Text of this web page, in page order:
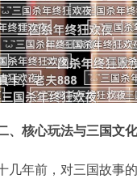
、核心玩法与三国文
几年前，对三国故事